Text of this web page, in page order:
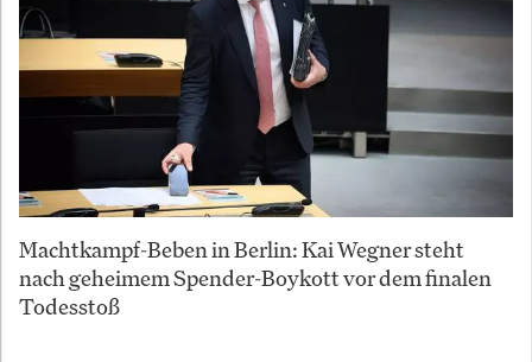
Machtkampf-Beben in Berlin: Kai Wegner steht
nach geheimem Spender-Boykott vor dem finalen
Todesstoß